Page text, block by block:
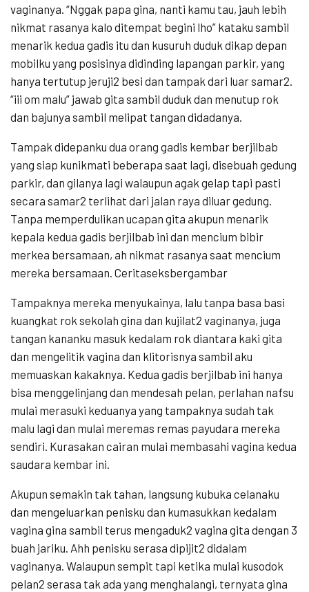
vaginanya. “Nggak papa gina, nanti kamu tau, jauh lebih
nikmat rasanya kalo ditempat begini lho” kataku sambil
menarik kedua gadis itu dan kusuruh duduk dikap depan
mobilku yang posisinya didinding lapangan parkir, yang
hanya tertutup jeruji2 besi dan tampak dari luar samar2.
“iii om malu” jawab gita sambil duduk dan menutup rok
dan bajunya sambil melipat tangan didadanya.
Tampak didepanku dua orang gadis kembar berjilbab
yang siap kunikmati beberapa saat lagi, disebuah gedung
parkir, dan gilanya lagi walaupun agak gelap tapi pasti
secara samar2 terlihat dari jalan raya diluar gedung.
Tanpa memperdulikan ucapan gita akupun menarik
kepala kedua gadis berjilbab ini dan mencium bibir
merkea bersamaan, ah nikmat rasanya saat mencium
mereka bersamaan. Ceritaseksbergambar
Tampaknya mereka menyukainya, lalu tanpa basa basi
kuangkat rok sekolah gina dan kujilat2 vaginanya, juga
tangan kananku masuk kedalam rok diantara kaki gita
dan mengelitik vagina dan klitorisnya sambil aku
memuaskan kakaknya. Kedua gadis berjilbab ini hanya
bisa menggelinjang dan mendesah pelan, perlahan nafsu
mulai merasuki keduanya yang tampaknya sudah tak
malu lagi dan mulai meremas remas payudara mereka
sendiri. Kurasakan cairan mulai membasahi vagina kedua
saudara kembar ini.
Akupun semakin tak tahan, langsung kubuka celanaku
dan mengeluarkan penisku dan kumasukkan kedalam
vagina gina sambil terus mengaduk2 vagina gita dengan 3
buah jariku. Ahh penisku serasa dipijit2 didalam
vaginanya. Walaupun sempit tapi ketika mulai kusodok
pelan2 serasa tak ada yang menghalangi, ternyata gina